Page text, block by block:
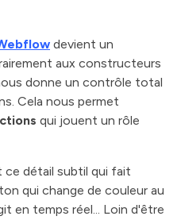
devient un
aux constructeurs
donne un contrôle total
Cela nous permet
qui jouent un rôle
détail subtil qui fait
qui change de couleur au
en temps réel... Loin d'être